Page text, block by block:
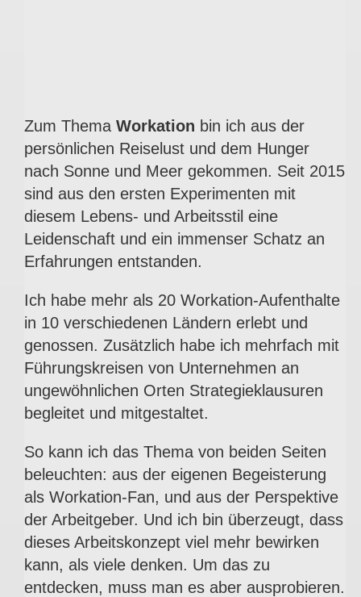
Zum Thema Workation bin ich aus der
persönlichen Reiselust und dem Hunger
nach Sonne und Meer gekommen. Seit 2015
sind aus den ersten Experimenten mit
diesem Lebens- und Arbeitsstil eine
Leidenschaft und ein immenser Schatz an
Erfahrungen entstanden.
Ich habe mehr als 20 Workation-Aufenthalte
in 10 verschiedenen Ländern erlebt und
genossen. Zusätzlich habe ich mehrfach mit
Führungskreisen von Unternehmen an
ungewöhnlichen Orten Strategieklausuren
begleitet und mitgestaltet.
So kann ich das Thema von beiden Seiten
beleuchten: aus der eigenen Begeisterung
als Workation-Fan, und aus der Perspektive
der Arbeitgeber. Und ich bin überzeugt, dass
dieses Arbeitskonzept viel mehr bewirken
kann, als viele denken. Um das zu
entdecken, muss man es aber ausprobieren.